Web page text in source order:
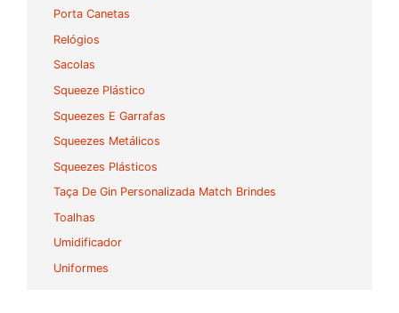
Porta Canetas
Relógios
Sacolas
Squeeze Plástico
Squeezes E Garrafas
Squeezes Metálicos
Squeezes Plásticos
Taça De Gin Personalizada Match Brindes
Toalhas
Umidificador
Uniformes